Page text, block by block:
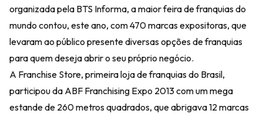
organizada pela BTS Informa, a maior feira de franquias do
mundo contou, este ano, com 470 marcas expositoras, que
levaram ao público presente diversas opções de franquias
para quem deseja abrir o seu próprio negócio.
A Franchise Store, primeira loja de franquias do Brasil,
participou da ABF Franchising Expo 2013 com um mega
estande de 260 metros quadrados, que abrigava 12 marcas